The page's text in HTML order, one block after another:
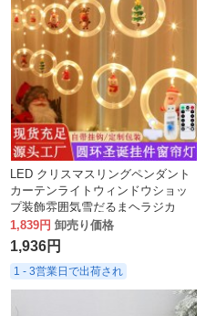
LED クリスマスリングペンダント
カーテンライトウィンドウショッ
プ装飾雰囲気雪だるまヘラジカ
USB フラッシュバブルカーテンラ
イトストリング
1,839円 卸売り価格
1,936円
1 - 3営業日で出荷され